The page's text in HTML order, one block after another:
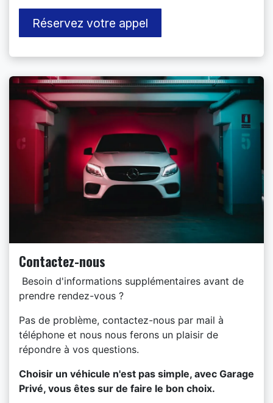
Réservez votre appel
Contactez-nous
Besoin d'informations supplémentaires avant de
prendre rendez-vous ?
Pas de problème, contactez-nous par mail à
téléphone et nous nous ferons un plaisir de
répondre à vos questions.
​Choisir un véhicule n'est pas simple, avec Garage
Privé, vous êtes sur de faire le bon choix.